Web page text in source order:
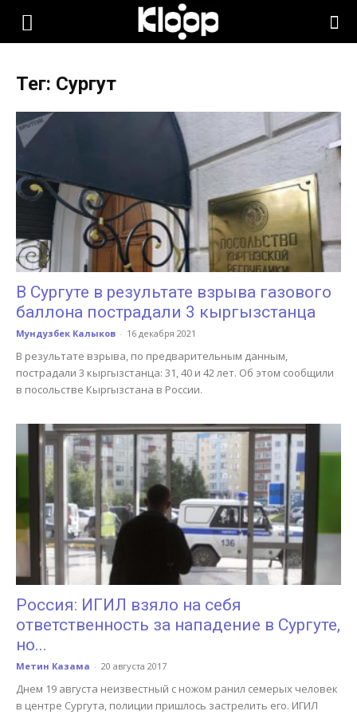
KLOOP.KG
Кыргызстана
Тег: Сургут
В Сургуте в результате взрыва газового
баллона пострадали 3 кыргызстанца
Мундузбек Калыков - 16 декабря 2021
В результате взрыва, по предварительным данным,
пострадали 3 кыргызстанца: 31, 40 и 42 лет. Об этом сообщили
в посольстве Кыргызстана в России.
Россия: ИГИЛ взяло на себя
ответственность за нападение в Сургуте,
но...
Метин Казама - 20 августа 2017
Днем 19 августа неизвестный с ножом ранил семерых человек
в центре Сургута, полиции пришлось застрелить его. ИГИЛ